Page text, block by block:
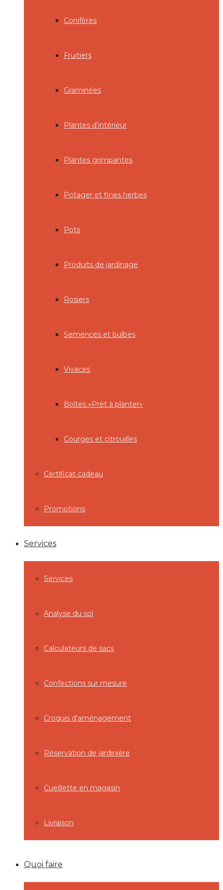
Conifères
Fruitiers
Graminées
Plantes d’intérieur
Plantes grimpantes
Potager et fines herbes
Pots
Produits de jardinage
Rosiers
Semences et bulbes
Vivaces
Boîtes «Prêt à planter»
Courges et citrouilles
Certificat cadeau
Promotions
Services
Services
Analyse du sol
Calculateurs de sacs
Confections sur mesure
Croquis d’aménagement
Réservation de jardinière
Cueillette en magasin
Livraison
Quoi faire